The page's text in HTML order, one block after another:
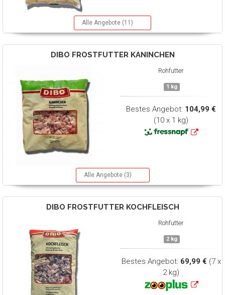
Alle Angebote (11)
DIBO FROSTFUTTER KANINCHEN
Rohfutter
1 kg
Bestes Angebot: 104,99 €
(10 x 1 kg)
Alle Angebote (3)
DIBO FROSTFUTTER KOCHFLEISCH
Rohfutter
2 kg
Bestes Angebot: 69,99 € (7 x
2 kg)